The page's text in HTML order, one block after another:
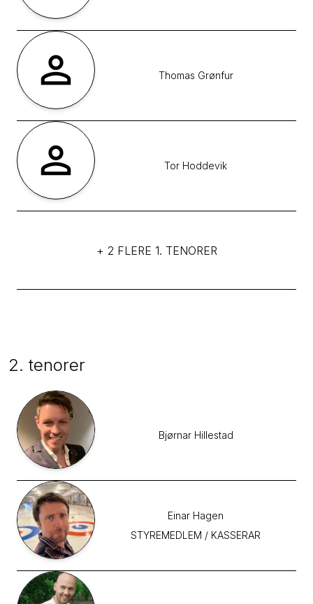
Thomas Grønfur
Tor Hoddevik
+ 2 FLERE 1. TENORER
2. tenorer
Bjørnar Hillestad
Einar Hagen
STYREMEDLEM / KASSERAR